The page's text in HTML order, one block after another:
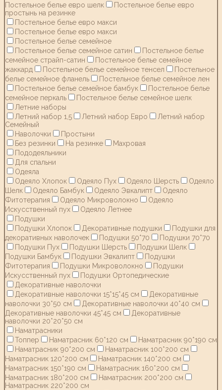
Постельное белье евро шелк
Постельное белье евро
простынь на резинке
Постельное белье евро макси
Постельное белье евро макси
Постельное белье семейное
Постельное белье семейное сатин
Постельное белье
семейное страйп-сатин
Постельное белье семейное
жаккард
Постельное белье семейное тенсел
Постельное
белье семейное фланель
Постельное белье семейное лен
Постельное белье семейное бамбук
Постельное белье
семейное перкаль
Постельное белье семейное шелк
Летние наборы
Летний набор 1,5
Летний набор Евро
Летний набор
Семейный
Наволочки
Простыни
Без резинки
На резинке
Махровая
Пододеяльники
Для спальни
Одеяла
Одеяло Хлопок
Одеяло Пух Одеяло Шерсть
Одеяло
Шелк
Одеяло Бамбук Одеяло Эвкалипт
Одеяло
Фитотерапия
Одеяло Микроволокно
Одеяло
Искусственный пух
Одеяло Летнее
Подушки
Подушки Хлопок
Декоративные подушки
Подушки для
декоративных наволочек
Подушки 50*70
Подушки 70*70
Подушки Пух
Подушки Шерсть
Подушки Шелк
Подушки Бамбук
Подушки Эвкалипт
Подушки
Фитотерапия
Подушки Микроволокно
Подушки
Искусственный пух
Подушки Ортопедические
Декоративные наволочки
Декоративные наволочки 15*15*45 см
Декоративные
наволочки 30*50 см
Декоративные наволочки 40*40 см
Декоративные наволочки 45*45 см
Декоративные
наволочки 20*20*50 см
Наматрасники
Топпер
Наматрасник 60*120 см
Наматрасник 90*190 см
Наматрасник 90*200 см
Наматрасник 100*200 см
Наматрасник 120*200 см
Наматрасник 140*200 см
Наматрасник 150*190 см
Наматрасник 160*200 см
Наматрасник 180*200 см
Наматрасник 200*200 см
Наматрасник 220*200 см